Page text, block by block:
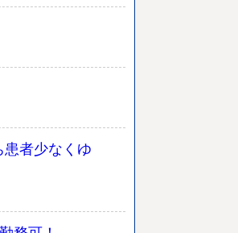
患者少なくゆ